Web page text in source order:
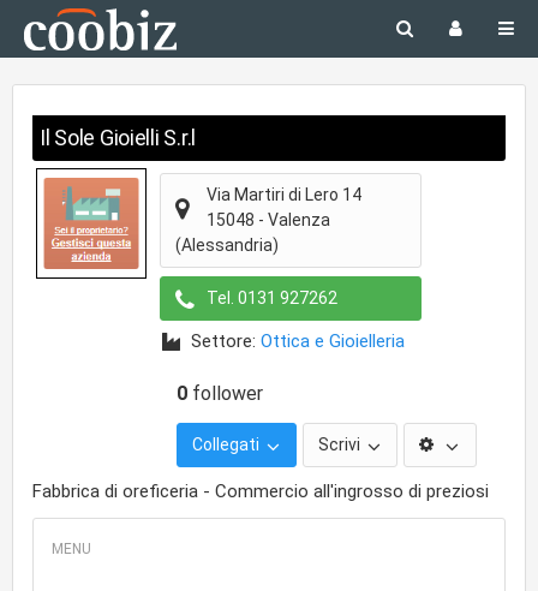
Il Sole Gioielli S.r.l
Via Martiri di Lero 14
15048 - Valenza
(Alessandria)
Tel. 0131 927262
Settore: Ottica e Gioielleria
0 follower
Collegati Scrivi
Fabbrica di oreficeria - Commercio all'ingrosso di preziosi